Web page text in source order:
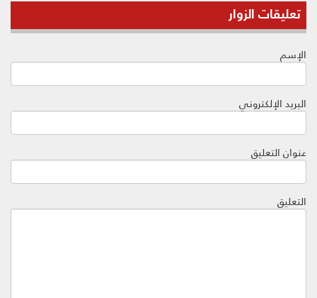
تعليقات الزوار
الإسم
البريد الإلكتروني
عنوان التعليق
التعليق